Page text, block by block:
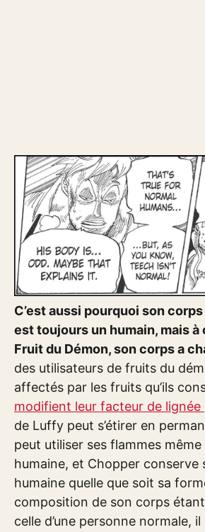
C’est aussi pourquoi son
est toujours un humain, mais à
Fruit du Démon, son corps a
des utilisateurs de fruits du
affectés par les fruits qu’ils
modifient leur facteur de lignée
de Luffy peut s’étirer en
peut utiliser ses flammes
humaine, et Chopper conserve
humaine quelle que soit sa
composition de son corps
celle d’une personne normale,